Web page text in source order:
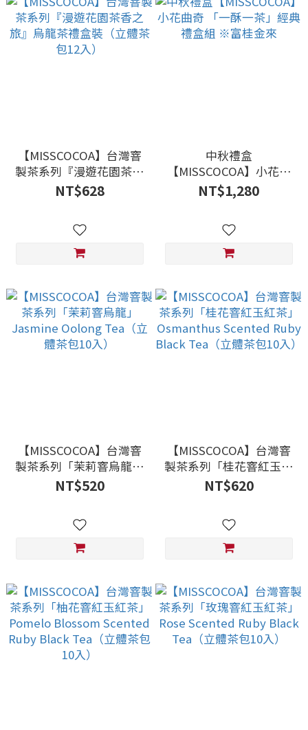
【MISSCOCOA】台灣窨
製茶系列『漫遊花園茶香
之旅』烏龍茶禮盒裝（立
體茶包12入）
NT$628
中秋禮盒
【MISSCOCOA】小花曲
奇 「一酥一茶」經典禮盒
組 ※富桂金來
NT$1,280
【MISSCOCOA】台灣窨
製茶系列「茉莉窨烏龍」
Jasmine Oolong
Tea（立體茶包10入）
NT$520
【MISSCOCOA】台灣窨
製茶系列「桂花窨紅玉紅
茶」Osmanthus
Scented Ruby Black
NT$620